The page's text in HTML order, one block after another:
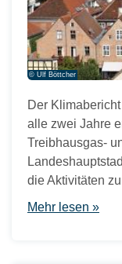
© Ulf Böttcher
Der
alle zwei Jahre
Treibhausgas-
die Aktivitäten
Mehr lesen »